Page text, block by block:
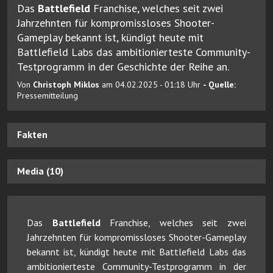
Das Battlefield Franchise, welches seit zwei
Jahrzehnten für kompromissloses Shooter-
Gameplay bekannt ist, kündigt heute mit
Battlefield Labs das ambitionierteste Community-
Testprogramm in der Geschichte der Reihe an.
Von Christoph Miklos am 04.02.2025 - 01:18 Uhr - Quelle:
Pressemitteilung
Fakten
Media (10)
Das BattlefieldFranchise, welches seit zwei
Jahrzehnten für kompromissloses Shooter-Gameplay
bekannt ist, kündigt heute mit Battlefield Labs das
ambitionierteste Community-Testprogramm in der